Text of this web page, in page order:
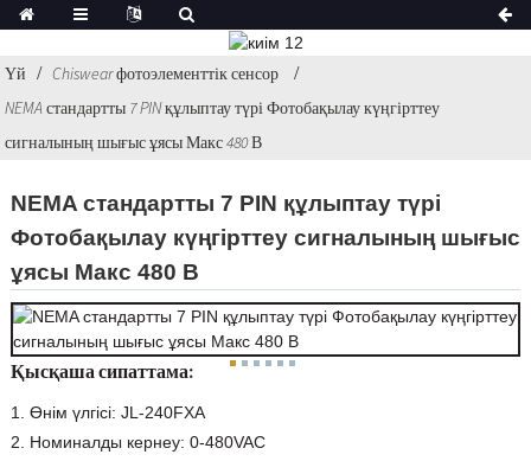
Үй
Chiswear фотоэлементтік сенсор
NEMA стандартты 7 PIN құлыптау түрі Фотобақылау күңгірттеу
сигналының шығыс ұясы Макс 480 В
NEMA стандартты 7 PIN құлыптау түрі
Фотобақылау күңгірттеу сигналының шығыс
ұясы Макс 480 В
Қысқаша сипаттама:
1. Өнім үлгісі: JL-240FXA
2. Номиналды кернеу: 0-480VAC